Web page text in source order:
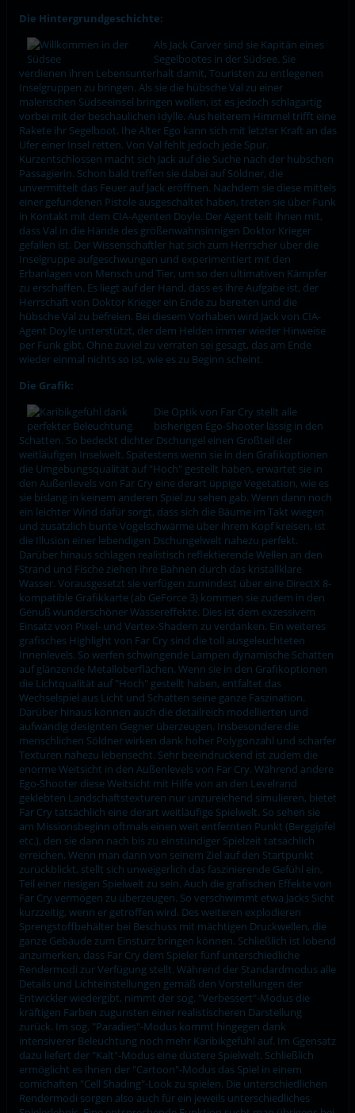
Die Hintergrundgeschichte:
Als Jack Carver sind sie Kapitän eines
Segelbootes in der Südsee. Sie
verdienen ihren Lebensunterhalt damit, Touristen zu entlegenen
Inselgruppen zu bringen. Als sie die hübsche Val zu einer
malerischen Südseeinsel bringen wollen, ist es jedoch schlagartig
vorbei mit der beschaulichen Idylle. Aus heiterem Himmel trifft eine
Rakete ihr Segelboot. Ihe Alter Ego kann sich mit letzter Kraft an das
Ufer einer Insel retten. Von Val fehlt jedoch jede Spur.
Kurzentschlossen macht sich Jack auf die Suche nach der hübschen
Passagierin. Schon bald treffen sie dabei auf Söldner, die
unvermittelt das Feuer auf Jack eröffnen. Nachdem sie diese mittels
einer gefundenen Pistole ausgeschaltet haben, treten sie über Funk
in Kontakt mit dem CIA-Agenten Doyle. Der Agent teilt ihnen mit,
dass Val in die Hände des größenwahnsinnigen Doktor Krieger
gefallen ist. Der Wissenschaftler hat sich zum Herrscher über die
Inselgruppe aufgeschwungen und experimentiert mit den
Erbanlagen von Mensch und Tier, um so den ultimativen Kämpfer
zu erschaffen. Es liegt auf der Hand, dass es ihre Aufgabe ist, der
Herrschaft von Doktor Krieger ein Ende zu bereiten und die
hübsche Val zu befreien. Bei diesem Vorhaben wird Jack von CIA-
Agent Doyle unterstützt, der dem Helden immer wieder Hinweise
per Funk gibt. Ohne zuviel zu verraten sei gesagt, das am Ende
wieder einmal nichts so ist, wie es zu Beginn scheint.
Die Grafik:
Die Optik von Far Cry stellt alle
bisherigen Ego-Shooter lässig in den
Schatten. So bedeckt dichter Dschungel einen Großteil der
weitläufigen Inselwelt. Spätestens wenn sie in den Grafikoptionen
die Umgebungsqualität auf "Hoch" gestellt haben, erwartet sie in
den Außenlevels von Far Cry eine derart üppige Vegetation, wie es
sie bislang in keinem anderen Spiel zu sehen gab. Wenn dann noch
ein leichter Wind dafür sorgt, dass sich die Bäume im Takt wiegen
und zusätzlich bunte Vogelschwärme über ihrem Kopf kreisen, ist
die Illusion einer lebendigen Dschungelwelt nahezu perfekt.
Darüber hinaus schlagen realistisch reflektierende Wellen an den
Strand und Fische ziehen ihre Bahnen durch das kristallklare
Wasser. Vorausgesetzt sie verfügen zumindest über eine DirectX 8-
kompatible Grafikkarte (ab GeForce 3) kommen sie zudem in den
Genuß wunderschöner Wassereffekte. Dies ist dem exzessivem
Einsatz von Pixel- und Vertex-Shadern zu verdanken. Ein weiteres
grafisches Highlight von Far Cry sind die toll ausgeleuchteten
Innenlevels. So werfen schwingende Lampen dynamische Schatten
auf glänzende Metalloberflächen. Wenn sie in den Grafikoptionen
die Lichtqualität auf "Hoch" gestellt haben, entfaltet das
Wechselspiel aus Licht und Schatten seine ganze Faszination.
Darüber hinaus können auch die detailreich modellierten und
aufwändig designten Gegner überzeugen. Insbesondere die
menschlichen Söldner wirken dank hoher Polygonzahl und scharfer
Texturen nahezu lebensecht. Sehr beeindruckend ist zudem die
enorme Weitsicht in den Außenlevels von Far Cry. Während andere
Ego-Shooter diese Weitsicht mit Hilfe von an den Levelrand
geklebten Landschaftstexturen nur unzureichend simulieren, bietet
Far Cry tatsächlich eine derart weitläufige Spielwelt. So sehen sie
am Missionsbeginn oftmals einen weit entfernten Punkt (Berggipfel
etc.), den sie dann nach bis zu einstündiger Spielzeit tatsächlich
erreichen. Wenn man dann von seinem Ziel auf den Startpunkt
zurückblickt, stellt sich unweigerlich das faszinierende Gefühl ein,
Teil einer riesigen Spielwelt zu sein. Auch die grafischen Effekte von
Far Cry vermögen zu überzeugen. So verschwimmt etwa Jacks Sicht
kurzzeitig, wenn er getroffen wird. Des weiteren explodieren
Sprengstoffbehälter bei Beschuss mit mächtigen Druckwellen, die
ganze Gebäude zum Einsturz bringen können. Schließlich ist lobend
anzumerken, dass Far Cry dem Spieler fünf unterschiedliche
Rendermodi zur Verfügung stellt. Während der Standardmodus alle
Details und Lichteinstellungen gemäß den Vorstellungen der
Entwickler wiedergibt, nimmt der sog. "Verbessert"-Modus die
kräftigen Farben zugunsten einer realistischeren Darstellung
zurück. Im sog. "Paradies"-Modus kommt hingegen dank
intensiverer Beleuchtung noch mehr Karibikgefühl auf. Im Ggensatz
dazu liefert der "Kalt"-Modus eine düstere Spielwelt. Schließlich
ermöglicht es ihnen der "Cartoon"-Modus das Spiel in einem
comichaften "Cell Shading"-Look zu spielen. Die unterschiedlichen
Rendermodi sorgen also auch für ein jeweils unterschiedliches